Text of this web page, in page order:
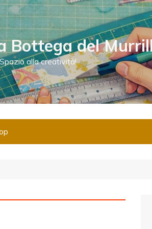
Bottega del
alla creatività!